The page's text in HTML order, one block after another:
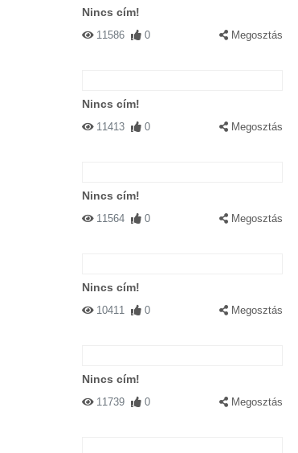
Nincs cím!
11586 0 Megosztás
Nincs cím!
11413 0 Megosztás
Nincs cím!
11564 0 Megosztás
Nincs cím!
10411 0 Megosztás
Nincs cím!
11739 0 Megosztás